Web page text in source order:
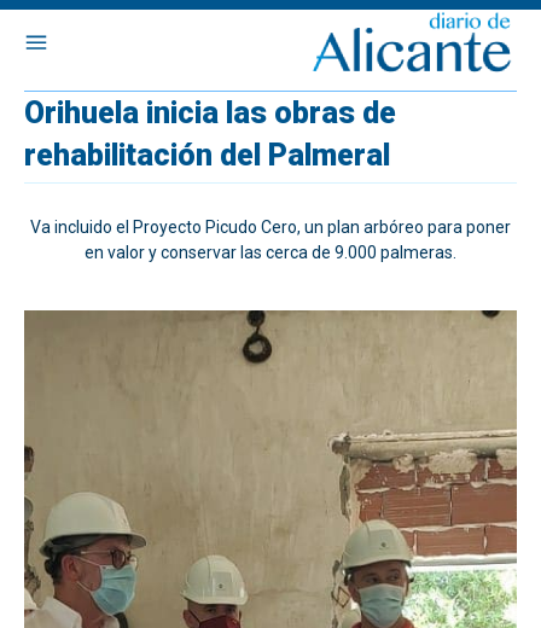
Orihuela inicia las obras de
rehabilitación del Palmeral
Va incluido el Proyecto Picudo Cero, un plan arbóreo para poner
en valor y conservar las cerca de 9.000 palmeras.